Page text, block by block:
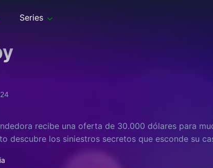
Series
recibe una oferta de 30.000 dólares para
descubre los siniestros secretos que esconde su